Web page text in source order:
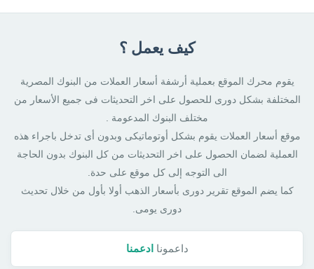
كيف يعمل ؟
يقوم محرك الموقع بعملية أرشفة أسعار العملات من البنوك المصرية
المختلفة بشكل دورى للحصول على اخر التحديثات فى جميع الأسعار من
مختلف البنوك المدعومة .
موقع أسعار العملات يقوم بشكل أوتوماتيكى وبدون أى تدخل باجراء هذه
العملية لضمان الحصول على اخر التحديثات من كل البنوك بدون الحاجة
الى التوجه إلى كل موقع على حدة.
كما يضم الموقع تقرير دورى بأسعار الذهب أولا بأول من خلال تحديث
دورى يومى.
داعمونا ادعمنا